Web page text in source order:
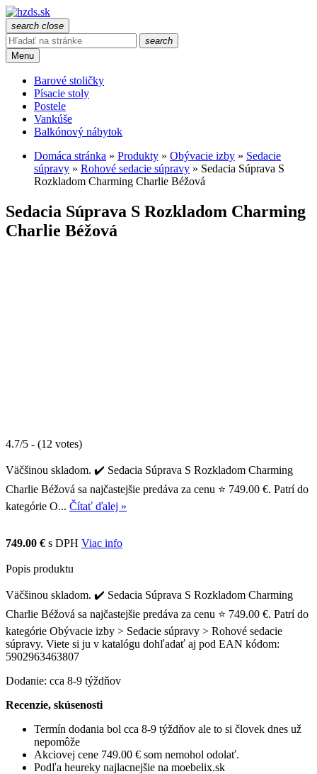
search close
search
Menu
Barové stoličky
Písacie stoly
Postele
Vankúše
Balkónový nábytok
Domáca stránka » Produkty » Obývacie izby » Sedacie
súpravy » Rohové sedacie súpravy » Sedacia Súprava S
Rozkladom Charming Charlie Béžová
Sedacia Súprava S Rozkladom Charming
Charlie Béžová
4.7/5 - (12 votes)
Väčšinou skladom. ✔️ Sedacia Súprava S Rozkladom Charming
Charlie Béžová sa najčastejšie predáva za cenu ⭐ 749.00 €. Patrí do
kategórie O... Čítať ďalej »
749.00 € s DPH Viac info
Popis produktu
Väčšinou skladom. ✔️ Sedacia Súprava S Rozkladom Charming
Charlie Béžová sa najčastejšie predáva za cenu ⭐ 749.00 €. Patrí do
kategórie Obývacie izby > Sedacie súpravy > Rohové sedacie
súpravy. Viete si ju v katalógu dohľadať aj pod EAN kódom:
5902963463807
Dodanie: cca 8-9 týždňov
Recenzie, skúsenosti
Termín dodania bol cca 8-9 týždňov ale to si človek dnes už
nepomôže
Akciovej cene 749.00 € som nemohol odolať.
Podľa heureky najlacnejšie na moebelix.sk